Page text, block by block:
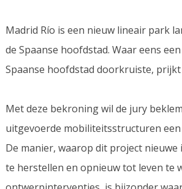
Madrid Río is een nieuw lineair park
de Spaanse hoofdstad. Waar eens
Spaanse hoofdstad doorkruiste,
Met deze bekroning wil de jury
uitgevoerde mobiliteitsstructuren
De manier, waarop dit project
te herstellen en opnieuw tot leven te